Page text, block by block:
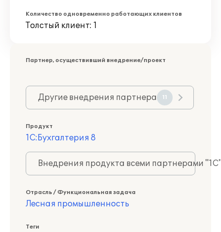
Количество одновременно работающих клиентов
Толстый клиент: 1
Партнер, осуществивший внедрение/проект
Другие внедрения партнера 11
Продукт
1С:Бухгалтерия 8
Внедрения продукта всеми партнерами
Отрасль / Функциональная задача
Лесная промышленность
Теги